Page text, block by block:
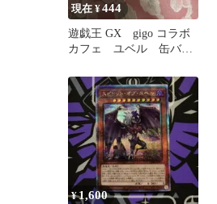
現在 ¥444
遊戯王 GX gigo コラボ
カフェ ユベル 缶バッ
¥1,600